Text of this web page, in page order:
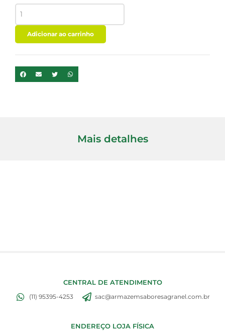
PERUANA
RED
COLOR
-
100G
Adicionar ao carrinho
Mais detalhes
CENTRAL DE ATENDIMENTO
(11) 95395-4253 sac@armazemsaboresagranel.com.br
ENDEREÇO LOJA FÍSICA